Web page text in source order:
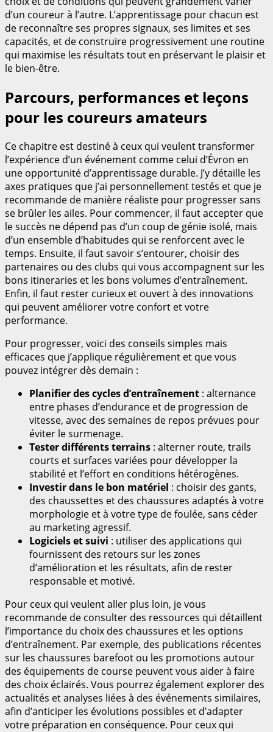
d’un coureur à l’autre. L’apprentissage pour chacun est
de reconnaître ses propres signaux, ses limites et ses
capacités, et de construire progressivement une routine
qui maximise les résultats tout en préservant le plaisir et
le bien-être.
Parcours, performances et leçons
pour les coureurs amateurs
Ce chapitre est destiné à ceux qui veulent transformer
l’expérience d’un événement comme celui d’Évron en
une opportunité d’apprentissage durable. J’y détaille les
axes pratiques que j’ai personnellement testés et que je
recommande de manière réaliste pour progresser sans
se brûler les ailes. Pour commencer, il faut accepter que
le succès ne dépend pas d’un coup de génie isolé, mais
d’un ensemble d’habitudes qui se renforcent avec le
temps. Ensuite, il faut savoir s’entourer, choisir des
partenaires ou des clubs qui vous accompagnent sur les
bons itineraries et les bons volumes d’entraînement.
Enfin, il faut rester curieux et ouvert à des innovations
qui peuvent améliorer votre confort et votre
performance.
Pour progresser, voici des conseils simples mais
efficaces que j’applique régulièrement et que vous
pouvez intégrer dès demain :
Planifier des cycles d’entraînement : alternance
entre phases d’endurance et de progression de
vitesse, avec des semaines de repos prévues pour
éviter le surmenage.
Tester différents terrains : alterner route, trails
courts et surfaces variées pour développer la
stabilité et l’effort en conditions hétérogènes.
Investir dans le bon matériel : choisir des gants,
des chaussettes et des chaussures adaptés à votre
morphologie et à votre type de foulée, sans céder
au marketing agressif.
Logiciels et suivi : utiliser des applications qui
fournissent des retours sur les zones
d’amélioration et les résultats, afin de rester
responsable et motivé.
Pour ceux qui veulent aller plus loin, je vous
recommande de consulter des ressources qui détaillent
l’importance du choix des chaussures et les options
d’entraînement. Par exemple, des publications récentes
sur les chaussures barefoot ou les promotions autour
des équipements de course peuvent vous aider à faire
des choix éclairés. Vous pourrez également explorer des
actualités et analyses liées à des événements similaires,
afin d’anticiper les évolutions possibles et d’adapter
votre préparation en conséquence. Pour ceux qui